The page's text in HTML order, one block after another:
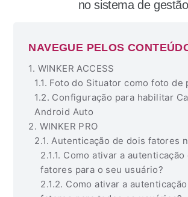
no sistema de
NAVEGUE PELOS
WINKER ACCESS
Foto do Situator como foto de
Configuração para habilitar
Android Auto
WINKER PRO
Autenticação de dois fatores
Como ativar a autenticação
fatores para o seu usuário?
Como ativar a